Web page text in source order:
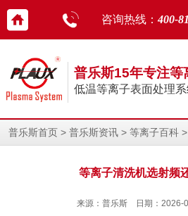
咨询热线： 400-
普乐斯15年专注等
低温等离子表面处理
普乐斯首页 > 普乐斯资讯 > 等离子百科 >
等离子清洗机选射频
来源：普乐斯 日期：2026-